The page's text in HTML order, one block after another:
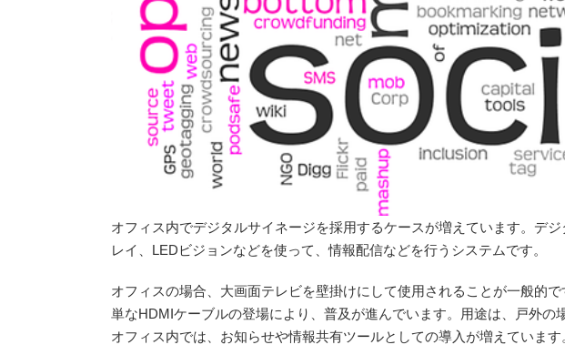
オフィス内でデジタルサイネージを採用するケースが増えています。デ
レイ、LEDビジョンなどを使って、情報配信などを行うシステムです。
オフィスの場合、大画面テレビを壁掛けにして使用されることが一般的
単なHDMIケーブルの登場により、普及が進んでいます。用途は、戸外の
オフィス内では、お知らせや情報共有ツールとしての導入が増えています